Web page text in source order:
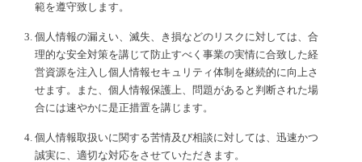
範を遵守致します。
個人情報の漏えい、滅失、き損などのリスクに対しては、合
理的な安全対策を講じて防止すべく事業の実情に合致した経
営資源を注入し個人情報セキュリティ体制を継続的に向上さ
せます。また、個人情報保護上、問題があると判断された場
合には速やかに是正措置を講じます。
個人情報取扱いに関する苦情及び相談に対しては、迅速かつ
誠実に、適切な対応をさせていただきます。